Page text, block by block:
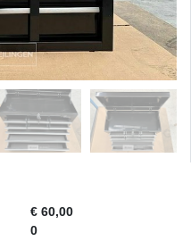
€ 60,00
0